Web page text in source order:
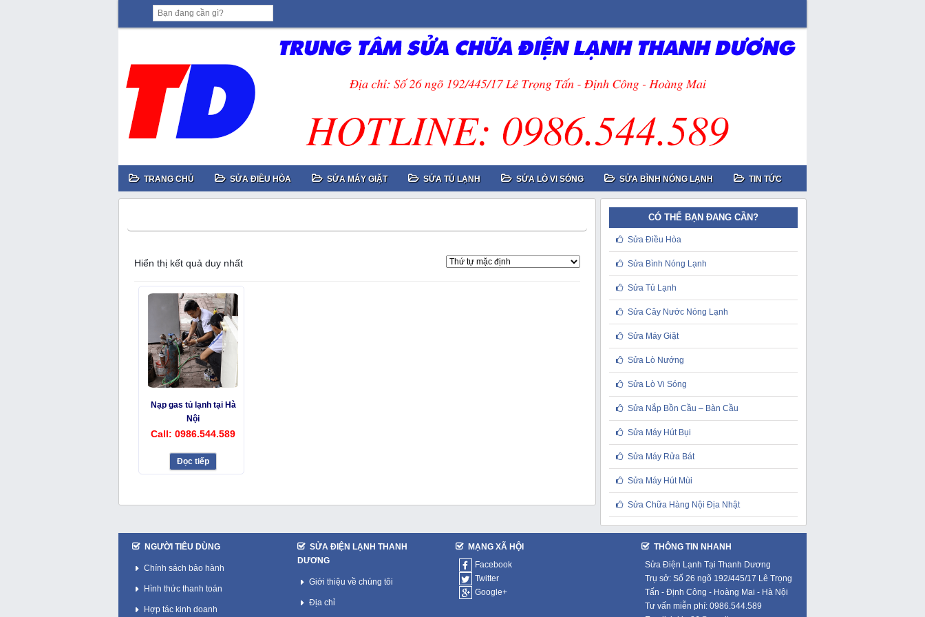
TRANG CHỦ SỬA ĐIỀU HÒA SỬA MÁY GIẶT SỬA TỦ LẠNH SỬA LÒ VI SÓNG SỬA BÌNH NÓNG LẠNH TIN TỨC
Hiển thị kết quả duy nhất
Nạp gas tủ lạnh tại Hà
Nội
Call: 0986.544.589
Đọc tiếp
CÓ THỂ BẠN ĐANG CẦN?
Sửa Điều Hòa
Sửa Bình Nóng Lạnh
Sửa Tủ Lạnh
Sửa Cây Nước Nóng Lạnh
Sửa Máy Giặt
Sửa Lò Nướng
Sửa Lò Vi Sóng
Sửa Nắp Bồn Cầu – Bàn Cầu
Sửa Máy Hút Bụi
Sửa Máy Rửa Bát
Sửa Máy Hút Mùi
Sửa Chữa Hàng Nội Địa Nhật
NGƯỜI TIÊU DÙNG
Chính sách bảo hành
Hình thức thanh toán
Hợp tác kinh doanh
SỬA ĐIỆN LẠNH THANH
DƯƠNG
Giới thiệu về chúng tôi
Địa chỉ
MẠNG XÃ HỘI
Facebook
Twitter
Google+
THÔNG TIN NHANH
Sửa Điện Lạnh Tại Thanh Dương
Trụ sở: Số 26 ngõ 192/445/17 Lê Trọng
Tấn - Định Công - Hoàng Mai - Hà Nội
Tư vấn miễn phí: 0986.544.589